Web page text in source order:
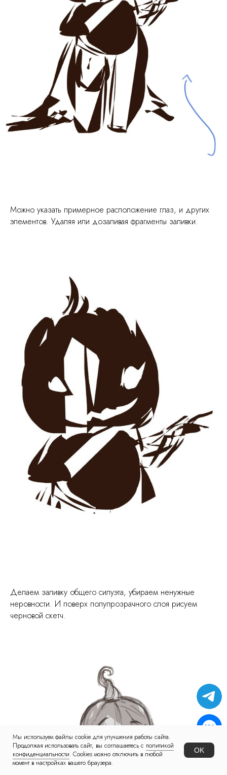
Можно указать примерное расположение глаз, и других
элементов. Удаляя или дозаливая фрагменты заливки.
Делаем заливку общего силуэта, убираем ненужные
неровности. И поверх полупрозрачного слоя рисуем
черновой скетч.
Мы используем файлы cookie для улучшения работы сайта.
Продолжая использовать сайт, вы соглашаетесь с политикой
конфиденциальности. Cookies можно отключить в любой
момент в настройках вашего браузера.
OK